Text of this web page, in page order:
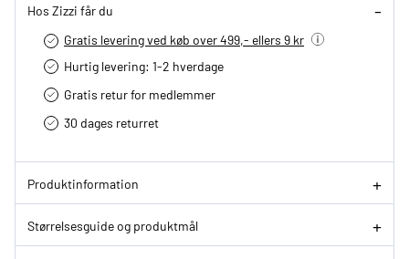
Hos Zizzi får du
Gratis levering ved køb over 499,- ellers 9 kr
Hurtig levering­: 1-2 hverdage
Gratis retur for medlemmer
30 dages returret
Produktinformation
Størrelsesguide og produktmål